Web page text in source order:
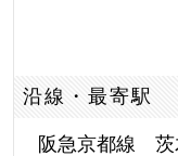
沿線・最寄駅
阪急京都線 茨